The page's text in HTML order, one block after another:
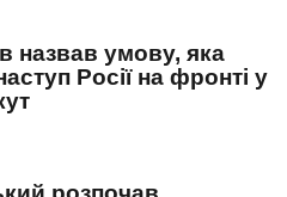
назвав умову, яка
Росії на фронті у